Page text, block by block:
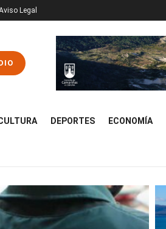
Legal
DEPORTES ECONOMÍA